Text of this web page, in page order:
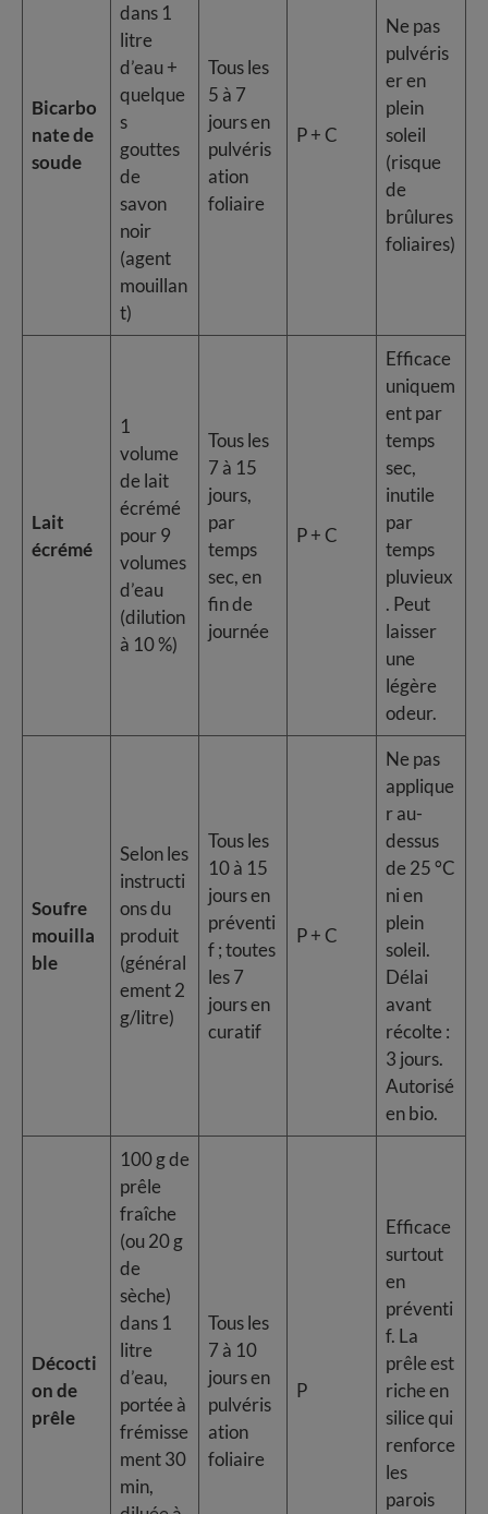
Bicarbo
nate de
soude
dans 1
litre
d’eau +
quelque
s
gouttes
de
savon
noir
(agent
mouillan
t)
Tous les
5 à 7
jours en
pulvéris
ation
foliaire
P + C
Ne pas
pulvéris
er en
plein
soleil
(risque
de
brûlures
foliaires)
Lait
écrémé
1
volume
de lait
écrémé
pour 9
volumes
d’eau
(dilution
à 10 %)
Tous les
7 à 15
jours,
par
temps
sec, en
fin de
journée
P + C
Efficace
uniquem
ent par
temps
sec,
inutile
par
temps
pluvieux
. Peut
laisser
une
légère
odeur.
Soufre
mouilla
ble
Selon les
instructi
ons du
produit
(général
ement 2
g/litre)
Tous les
10 à 15
jours en
préventi
f ; toutes
les 7
jours en
curatif
P + C
Ne pas
applique
r au-
dessus
de 25 °C
ni en
plein
soleil.
Délai
avant
récolte :
3 jours.
Autorisé
en bio.
Décocti
on de
prêle
100 g de
prêle
fraîche
(ou 20 g
de
sèche)
dans 1
litre
d’eau,
portée à
frémisse
ment 30
min,
Tous les
7 à 10
jours en
pulvéris
ation
foliaire
P
Efficace
surtout
en
préventi
f. La
prêle est
riche en
silice qui
renforce
les
parois